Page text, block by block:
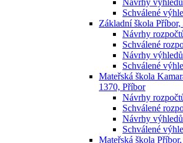
Návrhy
Schválené
Základní škola
Návrhy
Schválené
Návrhy
Schválené
Mateřská škola
1370, Příbor
Návrhy
Schválené
Návrhy
Schválené
Mateřská škola